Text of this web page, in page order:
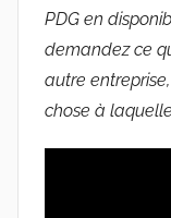
PDG en
demandez ce
autre
chose à